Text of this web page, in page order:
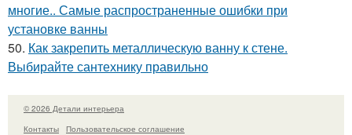
многие.. Самые распространенные ошибки при
установке ванны
50. Как закрепить металлическую ванну к стене.
Выбирайте сантехнику правильно
© 2026 Детали интерьера
Контакты
Пользовательское соглашение